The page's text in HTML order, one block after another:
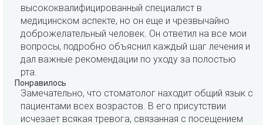
высококвалифицированный специалист в
медицинском аспекте, но он еще и чрезвычайно
доброжелательный человек. Он ответил на все мои
вопросы, подробно объяснил каждый шаг лечения и
дал важные рекомендации по уходу за полостью
рта.
Понравилось
Замечательно, что стоматолог находит общий язык с
пациентами всех возрастов. В его присутствии
исчезает всякая тревога, связанная с посещением